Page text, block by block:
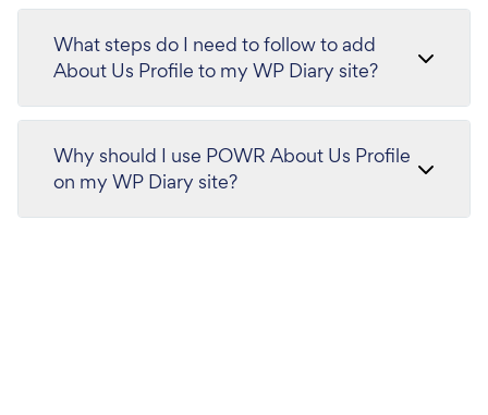
What steps do I need to follow to add
About Us Profile to my WP Diary site?
Why should I use POWR About Us Profile
on my WP Diary site?